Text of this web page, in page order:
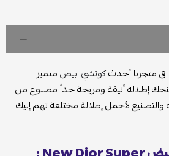
كوتشي ابيضمتميز
إطلالة أنيقة ومريحة جداً مصنوع من
لأجمل إطلالة مختلفة تهم إليك